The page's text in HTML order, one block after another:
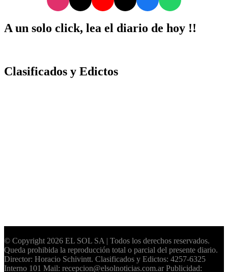
A un solo click, lea el diario de hoy !!
Clasificados y Edictos
© Copyright 2026 EL SOL SA | Todos los derechos reservados.
Queda prohibida la reproducción total o parcial del presente diario.
Director: Horacio Schivintt. Clasificados y Edictos: 4257-6325
Interno 101 Mail: recepcion@elsolnoticias.com.ar Publicidad: